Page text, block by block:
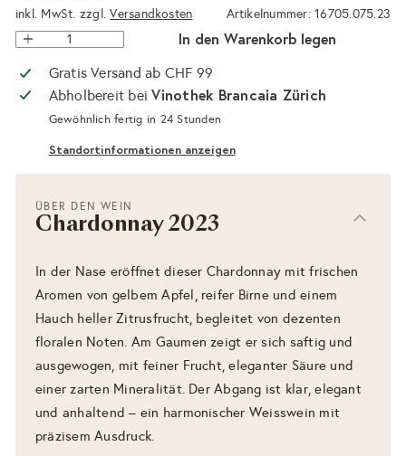
inkl. MwSt. zzgl.Versandkosten Artikelnummer: 16705.075.23
In den Warenkorb legen
Gratis Versand ab CHF 99
Abholbereit beiVinothek Brancaia Zürich
Gewöhnlich fertig in 24 Stunden
Standortinformationen anzeigen
ÜBER DEN WEIN
Chardonnay 2023
In der Nase eröffnet dieser Chardonnay mit frischen
Aromen von gelbem Apfel, reifer Birne und einem
Hauch heller Zitrusfrucht, begleitet von dezenten
floralen Noten. Am Gaumen zeigt er sich saftig und
ausgewogen, mit feiner Frucht, eleganter Säure und
einer zarten Mineralität. Der Abgang ist klar, elegant
und anhaltend – ein harmonischer Weisswein mit
präzisem Ausdruck.